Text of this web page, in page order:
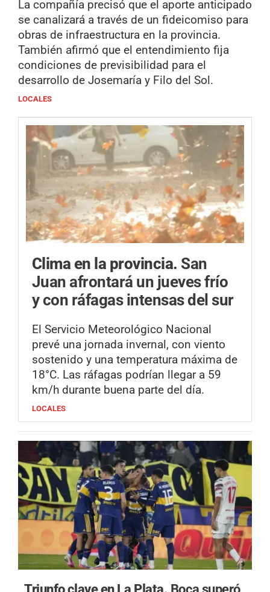
La compañía precisó que el aporte anticipado
se canalizará a través de un fideicomiso para
obras de infraestructura en la provincia.
También afirmó que el entendimiento fija
condiciones de previsibilidad para el
desarrollo de Josemaría y Filo del Sol.
LOCALES
Clima en la provincia. San
Juan afrontará un jueves frío
y con ráfagas intensas del sur
El Servicio Meteorológico Nacional
prevé una jornada invernal, con viento
sostenido y una temperatura máxima de
18°C. Las ráfagas podrían llegar a 59
km/h durante buena parte del día.
LOCALES